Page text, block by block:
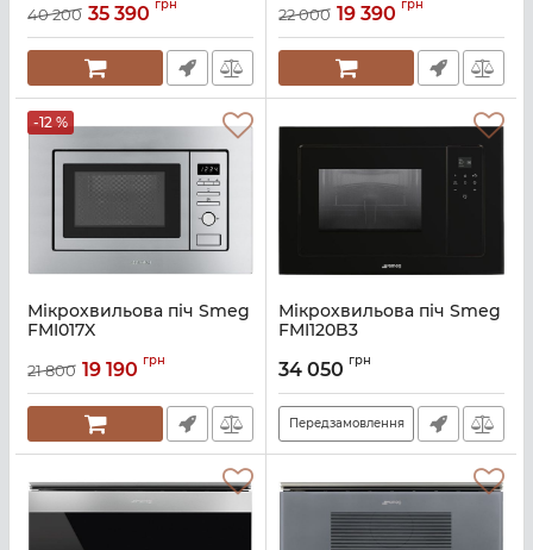
40 200 35 390 грн 22 000 19 390 грн
-12 %
Мікрохвильова піч Smeg
FMI017X
21 800 19 190 грн
Мікрохвильова піч Smeg
FMI120B3
34 050 грн
Передзамовлення